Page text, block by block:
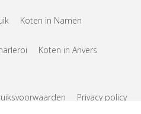
Koten in Namen
Koten in Anvers
Privacy policy